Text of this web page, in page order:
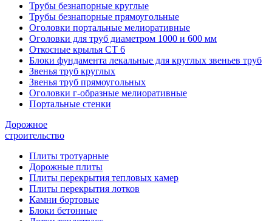
Трубы безнапорные круглые
Трубы безнапорные прямоугольные
Оголовки портальные мелиоративные
Оголовки для труб диаметром 1000 и 600 мм
Откосные крылья СТ 6
Блоки фундамента лекальные для круглых звеньев труб
Звенья труб круглых
Звенья труб прямоугольных
Оголовки г-образные мелиоративные
Портальные стенки
Дорожное
строительство
Плиты тротуарные
Дорожные плиты
Плиты перекрытия тепловых камер
Плиты перекрытия лотков
Камни бортовые
Блоки бетонные